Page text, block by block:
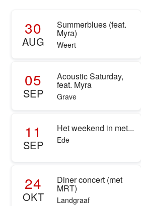
30
AUG
Summerblues (feat.
Myra)
Weert
05
SEP
Acoustic Saturday,
feat. Myra
Grave
11
SEP
Het weekend in met...
Ede
24
OKT
Diner concert (met
MRT)
Landgraaf